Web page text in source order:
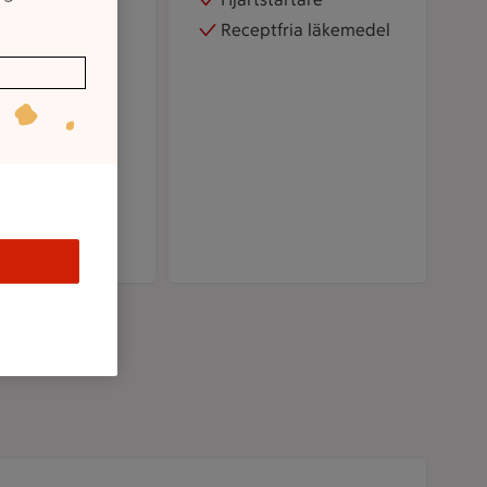
Receptfria läkemedel